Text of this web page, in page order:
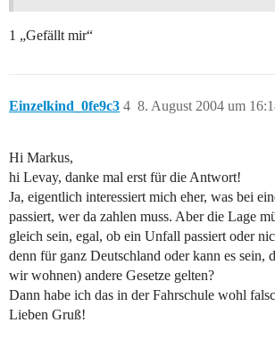
1 „Gefällt mir“
Einzelkind_0fe9c3 8. August 2004 um
4
Hi Markus,
hi Levay, danke mal erst für die Antwort!
Ja, eigentlich interessiert mich eher, was bei
passiert, wer da zahlen muss. Aber die Lage
gleich sein, egal, ob ein Unfall passiert oder
denn für ganz Deutschland oder kann es sein,
wir wohnen) andere Gesetze gelten?
Dann habe ich das in der Fahrschule wohl
Lieben Gruß!